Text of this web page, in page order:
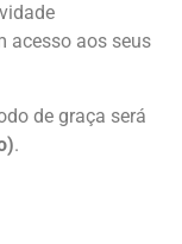
acesso aos seus
de graça será
.